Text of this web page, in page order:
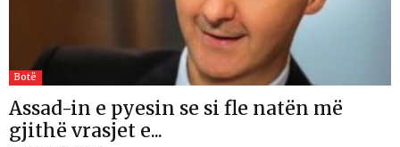
Botë
Assad-in e pyesin se si fle natën më
gjithë vrasjet e...